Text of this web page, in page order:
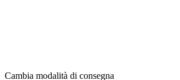
Cambia modalità di consegna